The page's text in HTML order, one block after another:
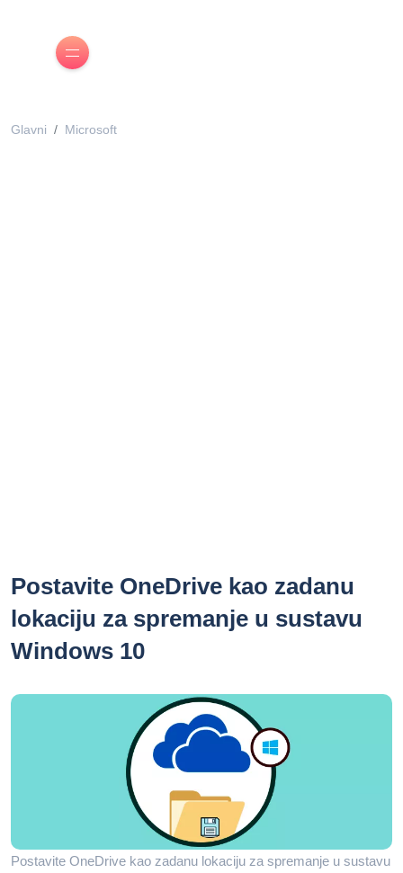
Glavni Microsoft
Postavite OneDrive kao zadanu
lokaciju za spremanje u sustavu
Windows 10
Postavite OneDrive kao zadanu lokaciju za spremanje u sustavu